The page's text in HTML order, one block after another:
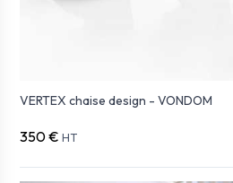
VERTEX chaise design - VONDOM
350 € HT